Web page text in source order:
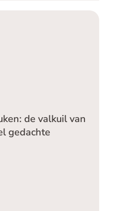
de valkuil van
gedachte